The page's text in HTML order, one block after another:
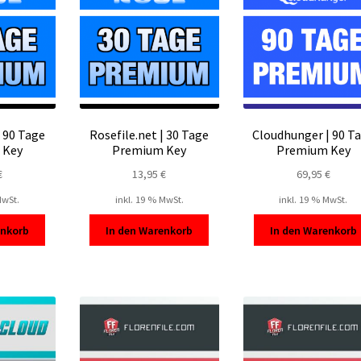
Tage
Rosefile.net | 30 Tage
Premium Key
13,95€
inkl. 19 % MwSt.
In den Warenkorb
Cloudhunger | 90
Premium Key
69,95 €
inkl. 19 % MwSt.
In den Warenkorb